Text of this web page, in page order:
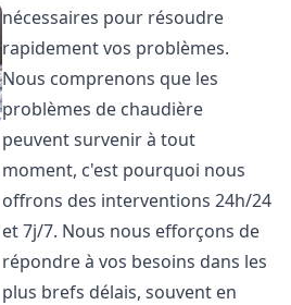
nécessaires pour résoudre
rapidement vos problèmes.
Nous comprenons que les
problèmes de chaudière
peuvent survenir à tout
moment, c'est pourquoi nous
offrons des interventions 24h/24
et 7j/7. Nous nous efforçons de
répondre à vos besoins dans les
plus brefs délais, souvent en